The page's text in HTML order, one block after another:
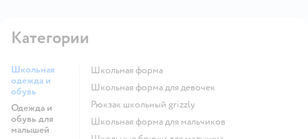
Категории
Школьная
одежда и
обувь
Одежда и
обувь для
малышей
Школьная форма
Школьная форма для девочек
Рюкзак школьный grizzly
Школьная форма для мальчиков